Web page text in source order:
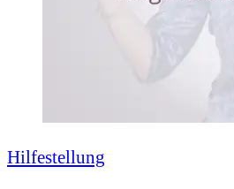
Hilfestellung